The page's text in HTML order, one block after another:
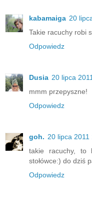
kabamaiga 20
Takie racuchy robi
Odpowiedz
Dusia 20 lipca
mmm przepyszne!
Odpowiedz
goh. 20 lipca 2011
takie racuchy, to
stołówce:) do dziś
Odpowiedz